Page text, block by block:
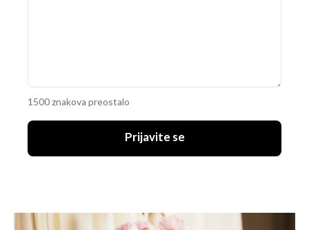
1500 znakova preostalo
Prijavite se